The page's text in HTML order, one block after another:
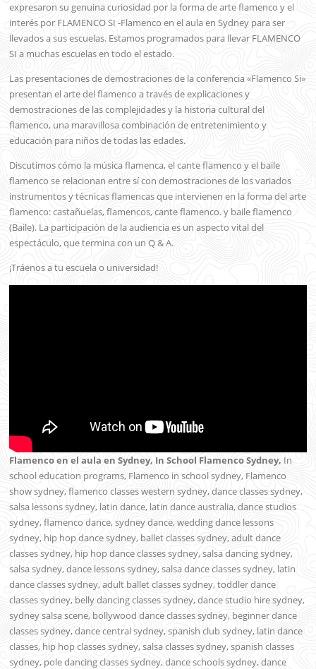
expresaron su genuina curiosidad por la forma de arte flamenco y el
interés por FLAMENCO SI -Flamenco en el aula en Sydney para ser
llevados a sus escuelas. Estamos programados para llevar FLAMENCO
SI a muchas escuelas en todo el estado.
Las presentaciones de demostraciones de la conferencia «Flamenco Si»
presentan el arte del flamenco a través de explicaciones y
demostraciones de las complejidades y la historia cultural del
flamenco, una maravillosa combinación de entretenimiento y
educación para niños de todas las edades.
Discutimos cómo la música flamenca, el cante flamenco y el baile
flamenco se relacionan entre sí con demostraciones de los variados
instrumentos y técnicas flamencas que intervienen en la forma del arte
flamenco: castañuelas, flamencos, cante flamenco. y baile flamenco
(Baile). La participación de la audiencia es un aspecto vital del
espectáculo, que termina con un Q & A.
¡Tráenos a tu escuela o universidad!
Flamenco en el aula en Sydney, In School Flamenco Sydney, In
school education programs, Flamenco in school sydney, Flamenco
show sydney, flamenco classes western sydney, dance classes sydney,
salsa lessons sydney, latin dance, latin dance australia, dance studios
sydney, flamenco dance, sydney dance, wedding dance lessons
sydney, hip hop dance sydney, ballet classes sydney, adult dance
classes sydney, hip hop dance classes sydney, salsa dancing sydney,
salsa sydney, dance lessons sydney, salsa dance classes sydney, latin
dance classes sydney, adult ballet classes sydney, toddler dance
classes sydney, belly dancing classes sydney, dance studio hire sydney,
sydney salsa scene, bollywood dance classes sydney, beginner dance
classes sydney, dance central sydney, spanish club sydney, latin dance
classes, hip hop classes sydney, salsa classes sydney, spanish classes
sydney, pole dancing classes sydney, dance schools sydney, dance